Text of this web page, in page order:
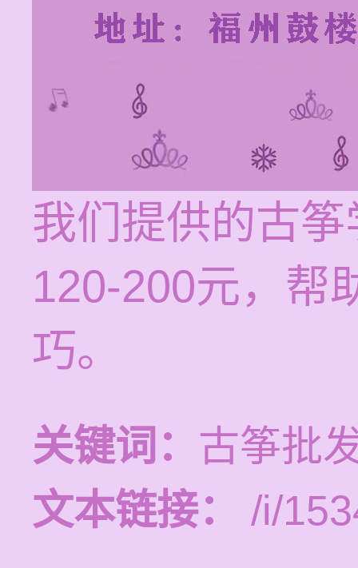
我们提供的古
120-200元，帮
巧。
关键词： 古筝批
文本链接：
/i/